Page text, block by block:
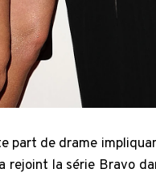
part de drame
a rejoint la série Bravo